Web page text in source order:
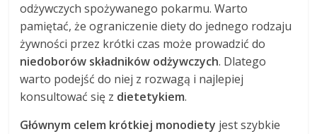
odżywczych spożywanego pokarmu. Warto
pamiętać, że ograniczenie diety do jednego rodzaju
żywności przez krótki czas może prowadzić do
niedoborów składników odżywczych. Dlatego
warto podejść do niej z rozwagą i najlepiej
konsultować się z dietetykiem.
Głównym celem krótkiej monodiety jest szybkie